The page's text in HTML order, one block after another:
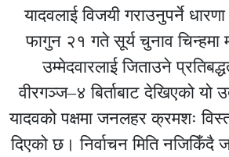
यादवलाई विजयी गराउनुपर्ने
फागुन २१ गते सूर्य चुनाव चिन्हमा
उम्मेदवारलाई जिताउने
वीरगञ्ज–४ बिर्ताबाट देखिएको यो
यादवको पक्षमा जनलहर क्रमशः
दिएको छ। निर्वाचन मिति नजिकिँदै